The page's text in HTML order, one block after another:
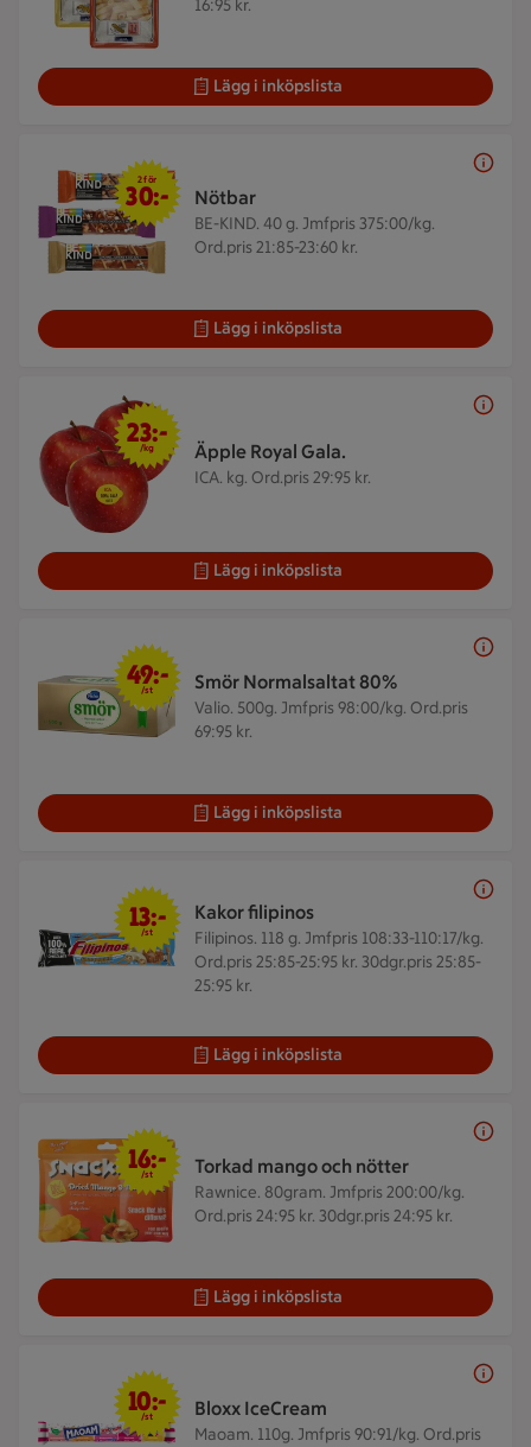
16:95 kr.
Lägg i inköpslista
Nötbar
BE-KIND. 40 g. Jmfpris 375:00/kg.
Ord.pris 21:85-23:60 kr.
2 för 30 kr
2 för
30:-
Lägg i inköpslista
Äpple Royal Gala.
ICA. kg. Ord.pris 29:95 kr.
23 kr/kg
23:-
/kg
Lägg i inköpslista
Smör Normalsaltat 80%
Valio. 500g. Jmfpris 98:00/kg. Ord.pris
69:95 kr.
49 kr/st
49:-
/st
Lägg i inköpslista
Kakor filipinos
Filipinos. 118 g. Jmfpris 108:33-110:17/kg.
Ord.pris 25:85-25:95 kr. 30dgr.pris 25:85-
25:95 kr.
13 kr/st
13:-
/st
Lägg i inköpslista
Torkad mango och nötter
Rawnice. 80gram. Jmfpris 200:00/kg.
Ord.pris 24:95 kr. 30dgr.pris 24:95 kr.
16 kr/st
16:-
/st
Lägg i inköpslista
Bloxx IceCream
Maoam. 110g. Jmfpris 90:91/kg. Ord.pris
10 kr/st
10:-
/st